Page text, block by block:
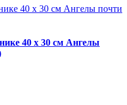
40 х 30 см Ангелы